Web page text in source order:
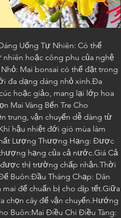
Uống Tự Nhiên: Có thể
hoặc công phu của nghệ
Mai bonsai có thể đặt trong
đa dạng dáng nhỏ xinh.Đa
hoặc giảo, mang lại lớp hoa
Mai Vàng Bến Tre Cho
trung, vận chuyển dễ dàng từ
hậu nhiệt đới gió mùa làm
Lượng Thượng Hạng: Được
hạng của cả nước.Giá Cả
thị trường chấp nhận.Thời
Buôn:Đầu Tháng Chạp: Dân
mai để chuẩn bị cho dịp tết.Giữa
chọn cây để vận chuyển.Hướng
Buôn:Mai Điều Chi Điều Tàng: